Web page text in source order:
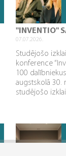
"INVENTIO"
07.07.2026.
Studējošo
konference
100
augstskolā 30.
studējošo